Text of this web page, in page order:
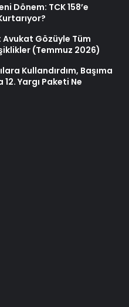
Dönem: TCK 158’e
Avukat Gözüyle Tüm
(Temmuz 2026)
Kullandırdım, Başıma
Yargı Paketi Ne